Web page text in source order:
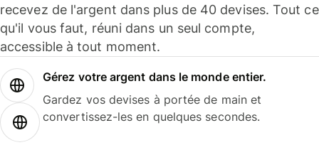
recevez de l'argent dans plus de 40 devises. Tout ce
qu'il vous faut, réuni dans un seul compte,
accessible à tout moment.
Gérez votre argent dans le monde entier.
Gardez vos devises à portée de main et
convertissez-les en quelques secondes.